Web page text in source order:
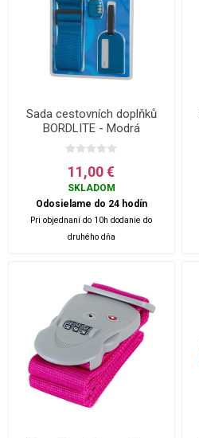
Sada cestovních doplňků
BORDLITE - Modrá
11,00 €
SKLADOM
Odosielame do 24 hodín
Pri objednaní do 10h dodanie do
druhého dňa